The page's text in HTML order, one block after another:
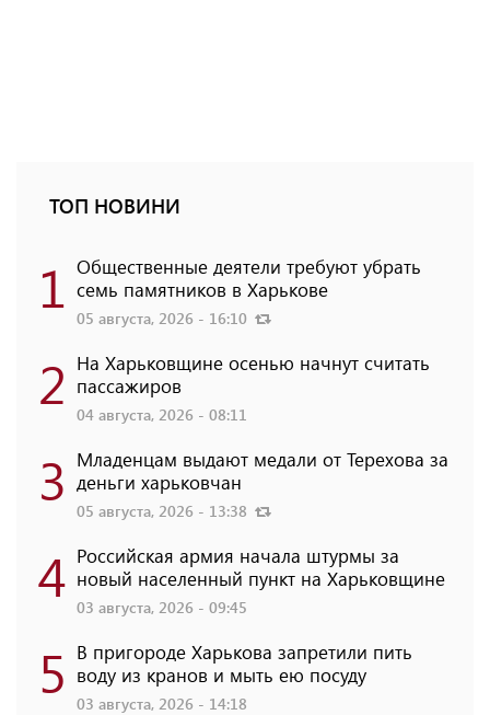
ТОП НОВИНИ
1 Общественные деятели требуют убрать
семь памятников в Харькове
05 августа, 2026 - 16:10
2 На Харьковщине осенью начнут считать
пассажиров
04 августа, 2026 - 08:11
3 Младенцам выдают медали от Терехова за
деньги харьковчан
05 августа, 2026 - 13:38
4 Российская армия начала штурмы за
новый населенный пункт на Харьковщине
03 августа, 2026 - 09:45
5 В пригороде Харькова запретили пить
воду из кранов и мыть ею посуду
03 августа, 2026 - 14:18